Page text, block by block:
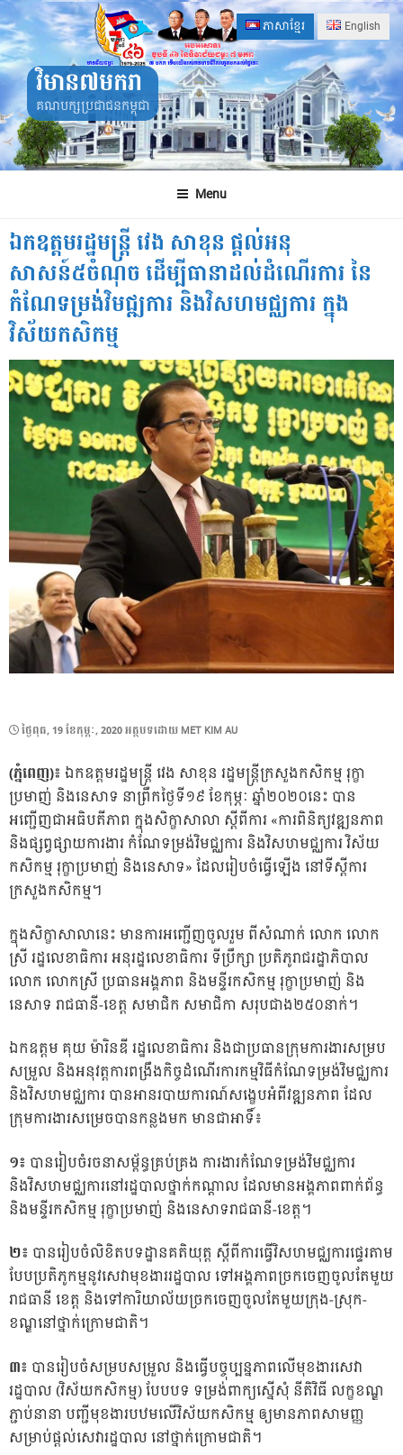
Skip
to
content
ភាសាខ្មែរ English
វិមាន៧មករា
គណបក្សប្រជាជនកម្ពុជា
Menu
ឯកឧត្តមរដ្ឋមន្ដ្រី វេង សាខុន ផ្ដល់អនុ
សាសន៍៥ចំណុច ដើម្បីធានាដល់ដំណើរការ នៃ
កំណែទម្រង់វិមជ្ឍការ និងវិសហមជ្ឈការ ក្នុង
វិស័យកសិកម្ម
POSTED
ថ្ងៃ​ពុធ, 19 ខែ​កុម្ភៈ, 2020អត្ថបទដោយ MET KIM AU
(ភ្នំពេញ)៖ឯកឧត្តមរដ្ឋមន្ដ្រី វេង សាខុន រដ្ឋមន្ដ្រីក្រសួងកសិកម្ម រុក្ខា
ប្រមាញ់ និងនេសាទ នាព្រឹកថ្ងៃទី១៩ ខែកុម្ភៈ ឆ្នាំ២០២០នេះ បាន
អញ្ជើញជាអធិបតីភាព ក្នុងសិក្ខាសាលា ស្តីពីការ «ការពិនិត្យវឌ្ឍនភាព
និងផ្សព្វផ្សាយការងារ កំណែទម្រង់វិមជ្ឈការ និងវិសហមជ្ឈការ វិស័យ
កសិកម្ម រុក្ខាប្រមាញ់ និងនេសាទ» ដែលរៀបចំធ្វើឡើង នៅទីស្ដីការ
ក្រសួងកសិកម្ម។
ក្នុងសិក្ខាសាលានេះ មានការអញ្ជើញចូលរួម ពីសំណាក់ លោក លោក
ស្រី រដ្ឋលេខាធិការ អនុរដ្ឋលេខាធិការ ទីប្រឹក្សា ប្រតិភូរាជរដ្ឋាភិបាល
លោក លោកស្រី ប្រធានអង្គភាព និងមន្ទីរកសិកម្ម រុក្ខាប្រមាញ់ និង
នេសាទ រាជធានី-ខេត្ត សមាជិក សមាជិកា សរុបជាង២៥០នាក់។
ឯកឧត្តម គុយ ម៉ារិនឌី រដ្ឋលេខាធិការ និងជាប្រធានក្រុមការងារសម្រប
សម្រួល និងអនុវត្តការពង្រឹងកិច្ចដំណើរការកម្មវិធីកំណែទម្រង់វិមជ្ឈការ
និងវិសហមជ្ឈការ បានអានរបាយការណ៍សង្ខេបអំពីវឌ្ឍនភាព ដែល
ក្រុមការងារសម្រេចបានកន្លងមក មានជាអាទិ៍៖
១៖ បានរៀបចំរចនាសម្ព័ន្ធគ្រប់គ្រង ការងារកំណែទម្រង់វិមជ្ឈការ
និងវិសហមជ្ឈការនៅរដ្ឋបាលថ្នាក់កណ្តាល ដែលមានអង្គភាពពាក់ព័ន្ធ
និងមន្ទីរកសិកម្ម រុក្ខាប្រមាញ់ និងនេសាទរាជធានី-ខេត្ត។
២៖ បានរៀបចំលិខិតបទដ្ឋានគតិយុត្ត ស្តីពីការធ្វើវិសហមជ្ឈការផ្ទេរតាម
បែបប្រតិភូកម្មនូវសេវាមុខងាររដ្ឋបាល ទៅអង្គភាពច្រកចេញចូលតែមួយ
រាជធានី ខេត្ត និងទៅការិយាល័យច្រកចេញចូលតែមួយក្រុង-ស្រុក-
ខណ្ឌនៅថ្នាក់ក្រោមជាតិ។
៣៖ បានរៀបចំសម្របសម្រួល និងធ្វើបច្ចុប្បន្នភាពលើមុខងារសេវា
រដ្ឋបាល (វិស័យកសិកម្ម) បែបបទ ទម្រង់ពាក្យស្នើសុំ នីតិវិធី លក្ខខណ្ឌ
ភ្ជាប់នានា បញ្ជីមុខងារបឋមលើវិស័យកសិកម្ម ឲ្យមានភាពសាមញ្ញ
សម្រាប់ផ្តល់សេវារដ្ឋបាល នៅថ្នាក់ក្រោមជាតិ។